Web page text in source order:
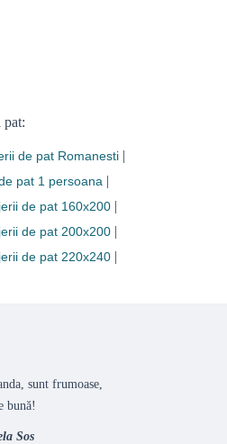
pat:
de pat Romanesti|
pat 1 persoana|
de pat 160x200|
de pat 200x200|
de pat 220x240|
sunt frumoase,
bună!
Sos